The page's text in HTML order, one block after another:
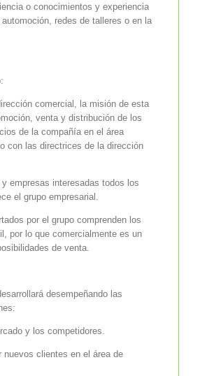
o conocimientos y experiencia
redes de talleres o en la
comercial, la misión de esta
venta y distribución de los
de la compañía en el área
con las directrices de la dirección
empresas interesadas todos los
el grupo empresarial.
por el grupo comprenden los
por lo que comercialmente es un
de venta.
desempeñando las
y los competidores.
nuevos clientes en el área de